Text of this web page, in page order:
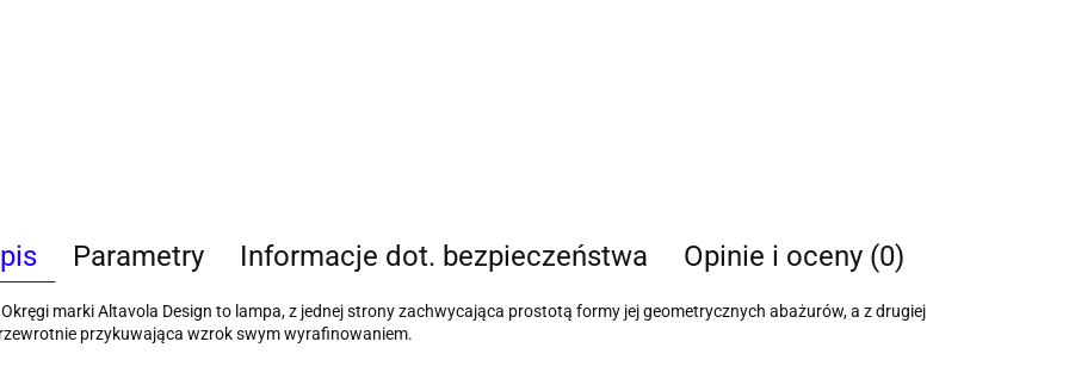
Parametry Informacje dot. bezpieczeństwa Opinie i oceny (0)
marki Altavola Design to lampa, z jednej strony zachwycająca prostotą formy jej geometrycznych abażurów, a z drugiej
przykuwająca wzrok swym wyrafinowaniem.